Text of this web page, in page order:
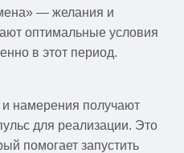
— желания и
оптимальные условия
в этот период.
намерения получают
для реализации. Это
помогает запустить